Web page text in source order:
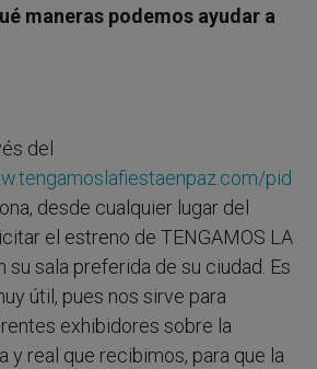
maneras podemos ayudar a
del
pid
desde cualquier lugar del
el estreno de TENGAMOS LA
su sala preferida de su ciudad. Es
útil, pues nos sirve para
exhibidores sobre la
y real que recibimos, para que la